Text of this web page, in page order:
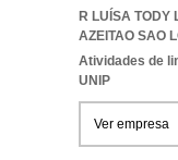
R LUÍSA TODY
AZEITAO SAO
Atividades de
UNIP
Ver empresa